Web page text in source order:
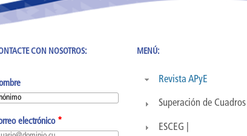
CON NOSOTROS:
electrónico *
MENÚ:
Revista APyE
Superación de Cuadros |
ESCEG |